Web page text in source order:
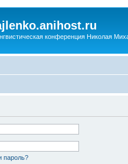
конференция Николая
пароль?